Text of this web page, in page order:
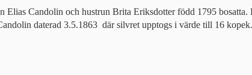
Elias Candolin och hustrun Brita Eriksdotter född 1795
daterad 3.5.1863  där silvret upptogs i värde till 16